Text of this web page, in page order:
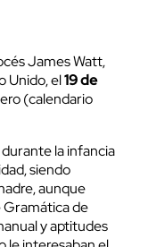
James Watt,
Unido, el19 de
(calendario
la infancia
siendo
aunque
Gramática de
y aptitudes